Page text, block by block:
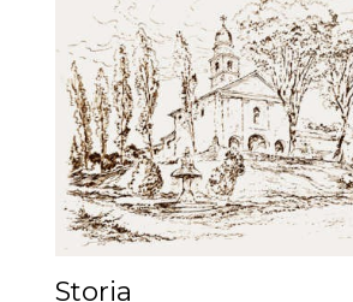
Storia